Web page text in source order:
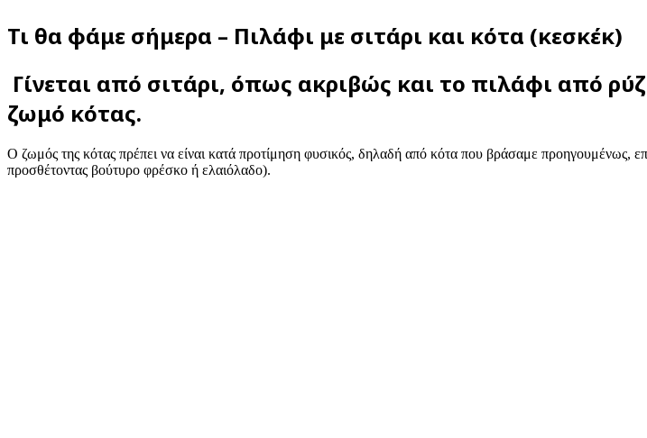
Τι θα φάμε σήμερα – Πιλάφι με σιτάρι και κότα (κεσκέκ)
Γίνεται από σιτάρι, όπως ακριβώς και το πιλάφι από
ζωμό κότας.
Ο ζωμός της κότας πρέπει να είναι κατά προτίμηση φυσικός, δηλαδή από κότα που βράσαμε προηγουμένως,
προσθέτοντας βούτυρο φρέσκο ή ελαιόλαδο).